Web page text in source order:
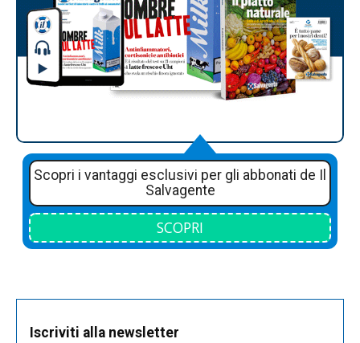
Scopri i vantaggi esclusivi per gli abbonati de Il
Salvagente
SCOPRI
Iscriviti alla newsletter